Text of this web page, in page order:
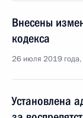
Внесены
кодекса
26 июля 2019
Установлена